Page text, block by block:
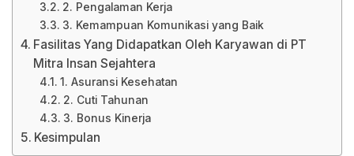
2. Pengalaman Kerja
3. Kemampuan Komunikasi yang Baik
Fasilitas Yang Didapatkan Oleh Karyawan di PT
Mitra Insan Sejahtera
1. Asuransi Kesehatan
2. Cuti Tahunan
3. Bonus Kinerja
Kesimpulan